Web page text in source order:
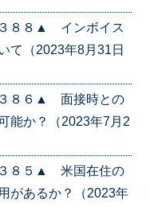
３８８▲ インボイス
て（2023年8月31日
３８６▲ 面接時との
能か？（2023年7月2
３８５▲ 米国在住の
があるか？（2023年